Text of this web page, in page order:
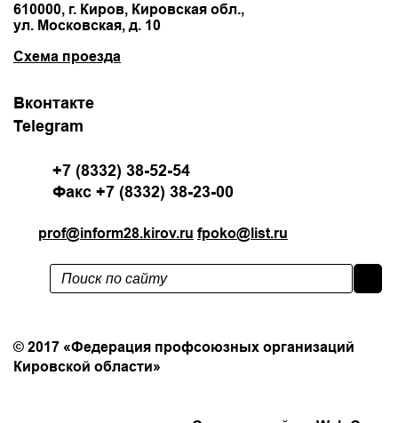
610000, г. Киров, Кировская обл.,
ул. Московская, д. 10
Схема проезда
Вконтакте
Telegram
+7 (8332) 38-52-54
Факс +7 (8332) 38-23-00
prof@inform28.kirov.ru fpoko@list.ru
© 2017 «Федерация профсоюзных организаций
Кировской области»